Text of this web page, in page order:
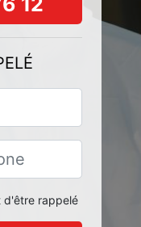
rappelé